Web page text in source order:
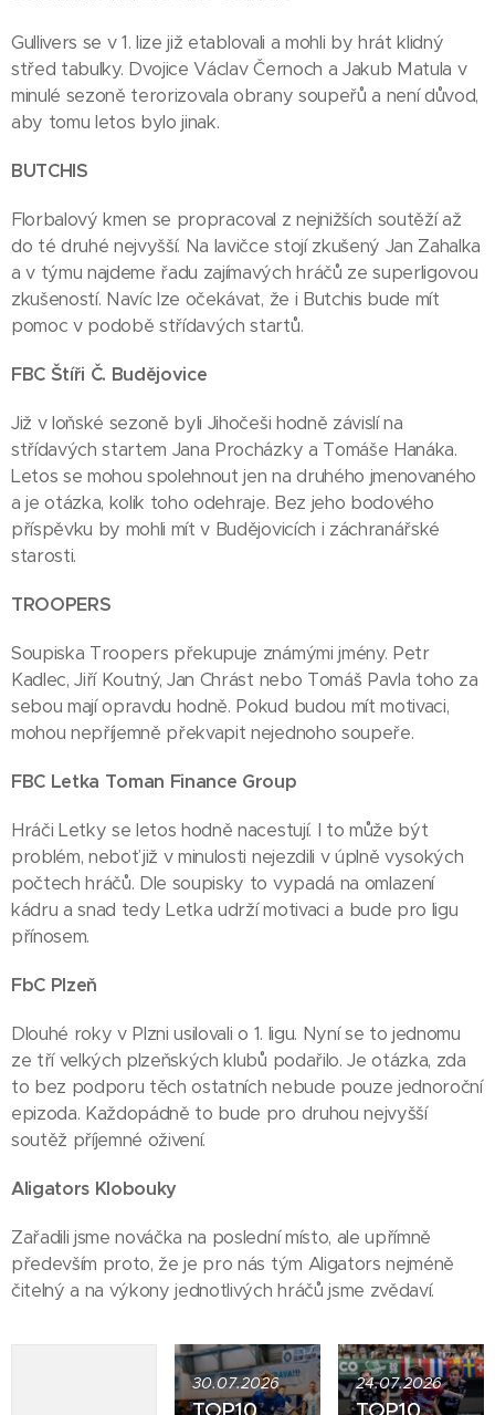
Gullivers se v 1. lize již etablovali a mohli by hrát klidný
střed tabulky. Dvojice Václav Černoch a Jakub Matula v
minulé sezoně terorizovala obrany soupeřů a není důvod,
aby tomu letos bylo jinak.
BUTCHIS
Florbalový kmen se propracoval z nejnižších soutěží až
do té druhé nejvyšší. Na lavičce stojí zkušený Jan Zahalka
a v týmu najdeme řadu zajímavých hráčů ze superligovou
zkušeností. Navíc lze očekávat, že i Butchis bude mít
pomoc v podobě střídavých startů.
FBC Štíři Č. Budějovice
Již v loňské sezoně byli Jihočeši hodně závislí na
střídavých startem Jana Procházky a Tomáše Hanáka.
Letos se mohou spolehnout jen na druhého jmenovaného
a je otázka, kolik toho odehraje. Bez jeho bodového
příspěvku by mohli mít v Budějovicích i záchranářské
starosti.
TROOPERS
Soupiska Troopers překupuje známými jmény. Petr
Kadlec, Jiří Koutný, Jan Chrást nebo Tomáš Pavla toho za
sebou mají opravdu hodně. Pokud budou mít motivaci,
mohou nepříjemně překvapit nejednoho soupeře.
FBC Letka Toman Finance Group
Hráči Letky se letos hodně nacestují. I to může být
problém, neboť již v minulosti nejezdili v úplně vysokých
počtech hráčů. Dle soupisky to vypadá na omlazení
kádru a snad tedy Letka udrží motivaci a bude pro ligu
přínosem.
FbC Plzeň
Dlouhé roky v Plzni usilovali o 1. ligu. Nyní se to jednomu
ze tří velkých plzeňských klubů podařilo. Je otázka, zda
to bez podporu těch ostatních nebude pouze jednoroční
epizoda. Každopádně to bude pro druhou nejvyšší
soutěž příjemné oživení.
Aligators Klobouky
Zařadili jsme nováčka na poslední místo, ale upřímně
především proto, že je pro nás tým Aligators nejméně
čitelný a na výkony jednotlivých hráčů jsme zvědaví.
30.07.2026 24.07.2026